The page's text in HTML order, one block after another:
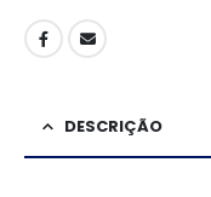
DESCRIÇÃO